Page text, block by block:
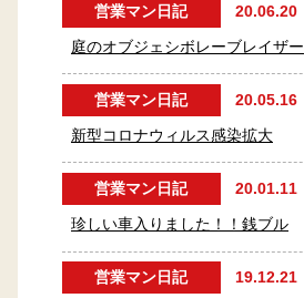
営業マン日記 20.06.20
庭のオブジェシボレーブレイザー
営業マン日記 20.05.16
新型コロナウィルス感染拡大
営業マン日記 20.01.11
珍しい車入りました！！銭ブル
営業マン日記 19.12.21